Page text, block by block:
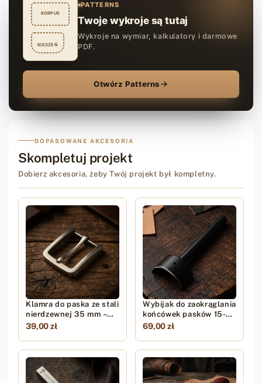
KORPUS
KIESZEŃ
PATTERNS
Twoje wykroje są tutaj
Wykroje na wymiar, kalkulatory i darmowe
PDF.
Otwórz Patterns
DOPASOWANE AKCESORIA
Skompletuj projekt
Dobierz akcesoria, żeby Twój projekt był kompletny.
Klamra do paska ze stali
nierdzewnej 35 mm –
szczotkowana
39,00 zł
Wybijak do zaokrąglania
końcówek pasków 15-
45mm
69,00 zł